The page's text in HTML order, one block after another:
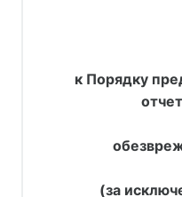
к Порядку
(за